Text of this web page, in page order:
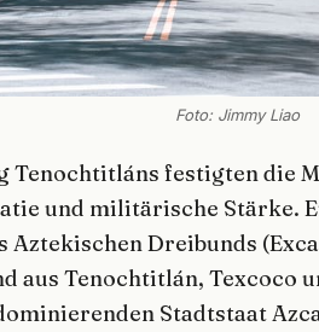
Foto: Jimmy Liao
Tenochtitláns festigten die
und militärische Stärke.
Aztekischen Dreibunds
aus Tenochtitlán, Texcoco
Stadtstaat